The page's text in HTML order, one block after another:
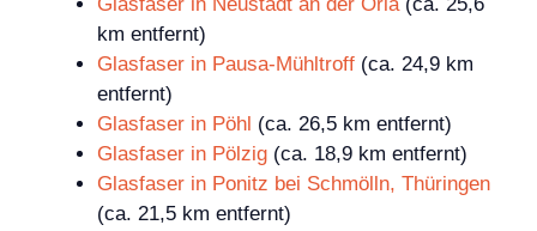
km entfernt)
Glasfaser in Pausa-Mühltroff (ca. 24,9 km
entfernt)
Glasfaser in Pöhl (ca. 26,5 km entfernt)
Glasfaser in Pölzig (ca. 18,9 km entfernt)
Glasfaser in Ponitz bei Schmölln, Thüringen
(ca. 21,5 km entfernt)